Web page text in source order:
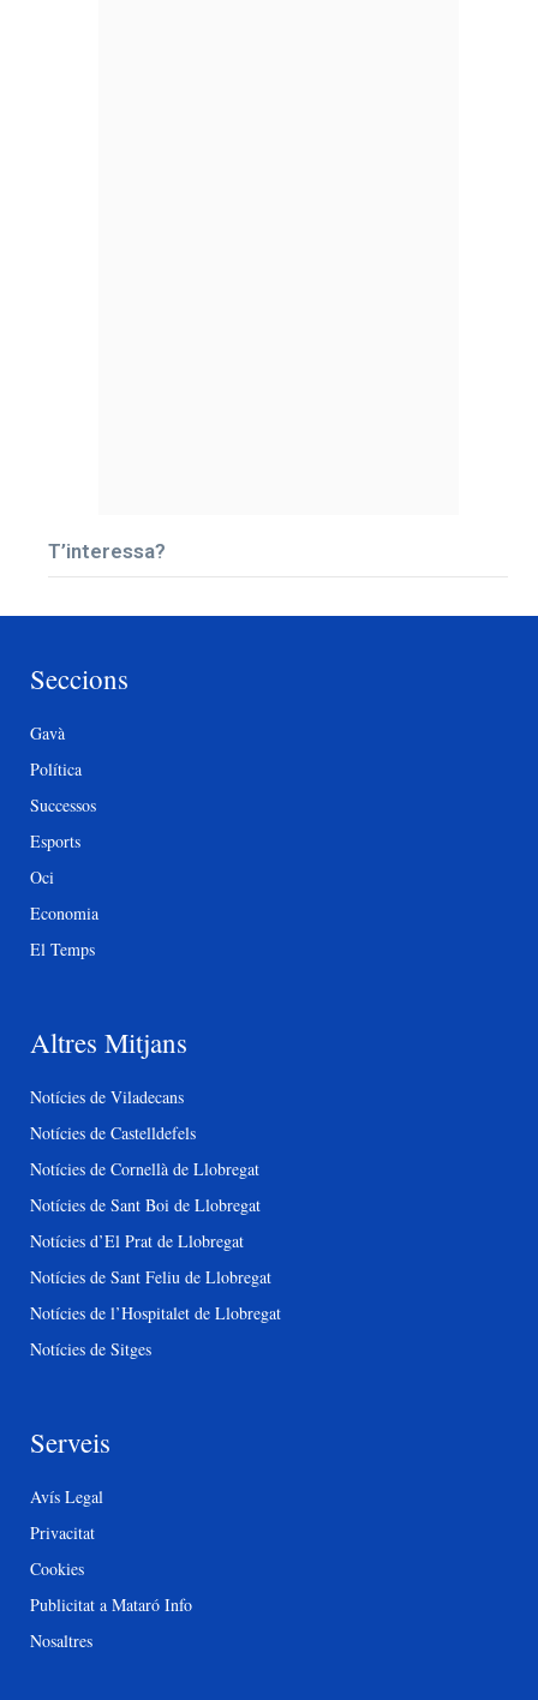
T’interessa?
Seccions
Gavà
Política
Successos
Esports
Oci
Economia
El Temps
Altres Mitjans
Notícies de Viladecans
Notícies de Castelldefels
Notícies de Cornellà de Llobregat
Notícies de Sant Boi de Llobregat
Notícies d’El Prat de Llobregat
Notícies de Sant Feliu de Llobregat
Notícies de l’Hospitalet de Llobregat
Notícies de Sitges
Serveis
Avís Legal
Privacitat
Cookies
Publicitat a Mataró Info
Nosaltres